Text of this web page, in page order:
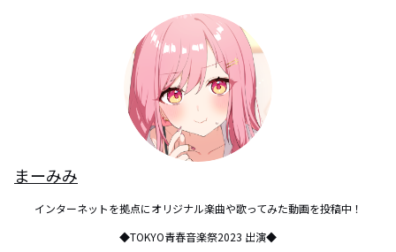
まーみみ
インターネットを拠点にオリジナル楽曲や歌ってみた動画を投稿中！
◆TOKYO青春音楽祭2023 出演◆